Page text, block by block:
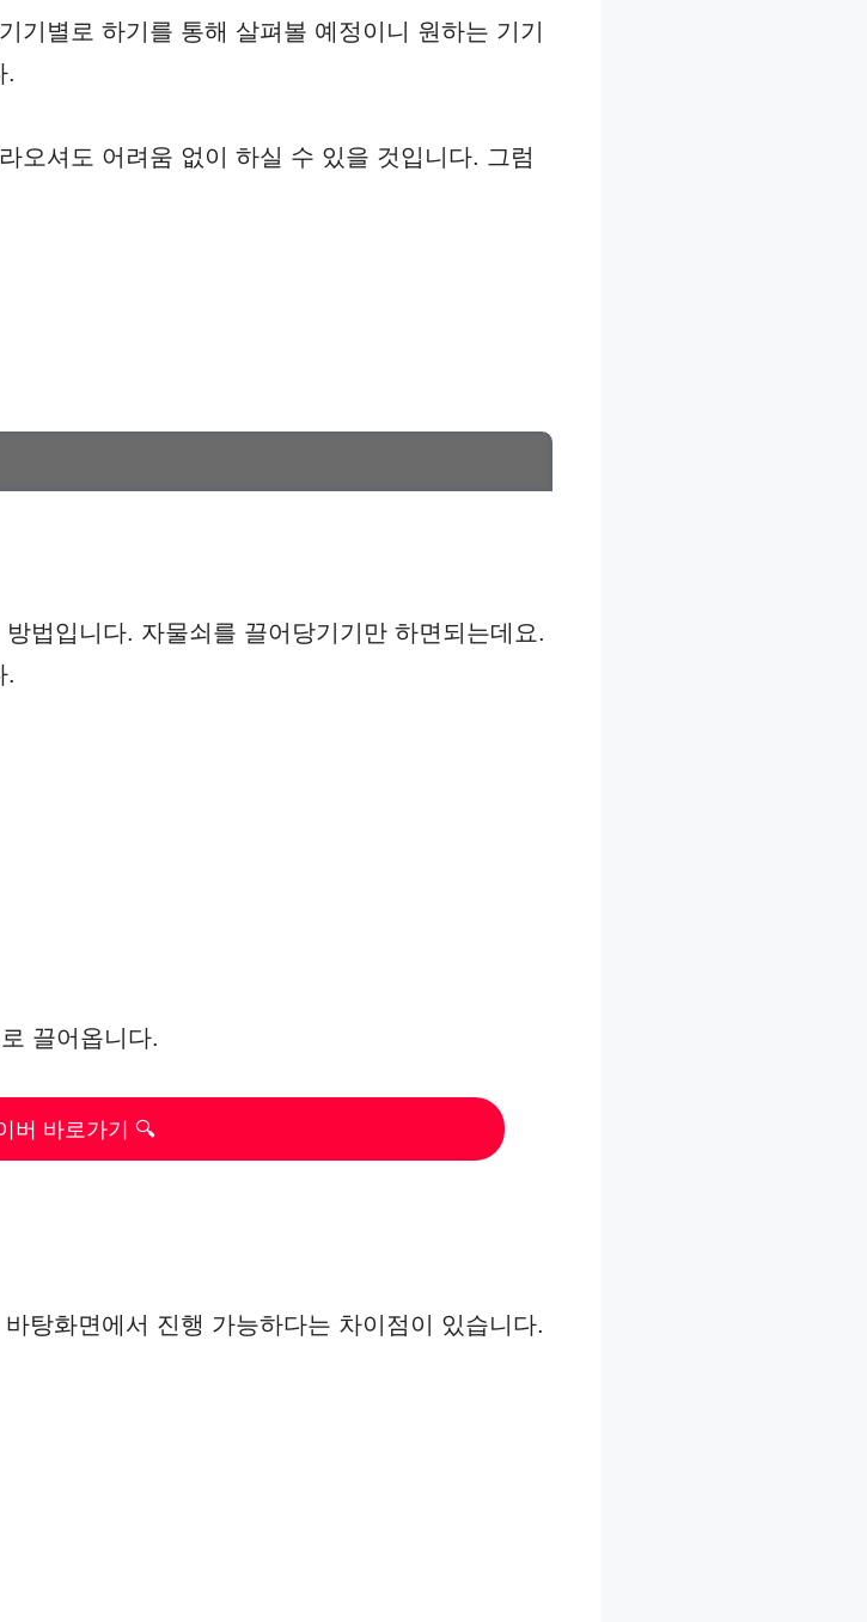
기별로 하기를 통해 살펴볼 예정이니 원하는 기기
.
오셔도 어려움 없이 하실 수 있을 것입니다. 그럼
법입니다. 자물쇠를 끌어당기기만 하면되는데요.
.
끌어옵니다.
버 바로가기 🔍
탕화면에서 진행 가능하다는 차이점이 있습니다.